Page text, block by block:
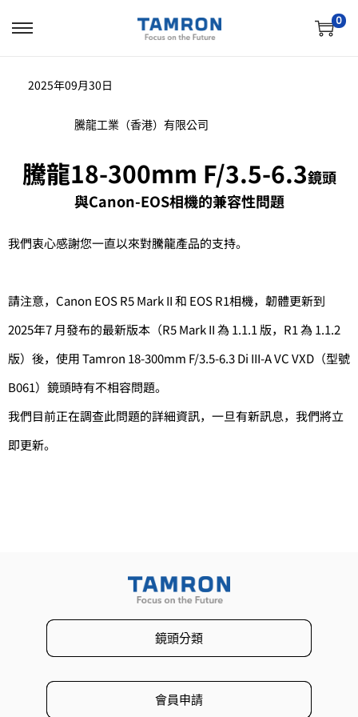
0
2025年09月30日
騰龍工業（香港）有限公司
騰龍18-300mm F/3.5-6.3鏡頭
與Canon-EOS相機的兼容性問題
我們衷心感謝您一直以來對騰龍產品的支持。
請注意，Canon EOS R5 Mark II 和 EOS R1相機，韌體更新到
2025年7 月發布的最新版本（R5 Mark II 為 1.1.1 版，R1 為 1.1.2
版）後，使用 Tamron 18-300mm F/3.5-6.3 Di III-A VC VXD（型號
B061）鏡頭時有不相容問題。
我們目前正在調查此問題的詳細資訊， 一旦有新訊息，我們將立
即更新。
鏡頭分類
會員申請